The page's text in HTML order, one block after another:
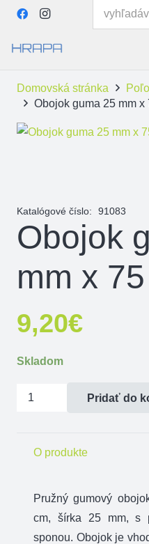
Domovská stránka
Obojok guma 25 mm x
Katalógové číslo: 91083
Obojok
mm x
9,20€
Skladom
množstvo
Pridať do
O produkte
Pružný gumový
cm, šírka 25 mm, s
sponou. Obojok je